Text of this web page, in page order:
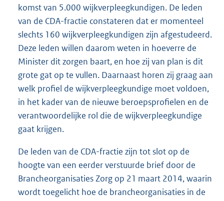
komst van 5.000 wijkverpleegkundigen. De leden
van de CDA-fractie constateren dat er momenteel
slechts 160 wijkverpleegkundigen zijn afgestudeerd.
Deze leden willen daarom weten in hoeverre de
Minister dit zorgen baart, en hoe zij van plan is dit
grote gat op te vullen. Daarnaast horen zij graag aan
welk profiel de wijkverpleegkundige moet voldoen,
in het kader van de nieuwe beroepsprofielen en de
verantwoordelijke rol die de wijkverpleegkundige
gaat krijgen.
De leden van de CDA-fractie zijn tot slot op de
hoogte van een eerder verstuurde brief door de
Brancheorganisaties Zorg op 21 maart 2014, waarin
wordt toegelicht hoe de brancheorganisaties in de